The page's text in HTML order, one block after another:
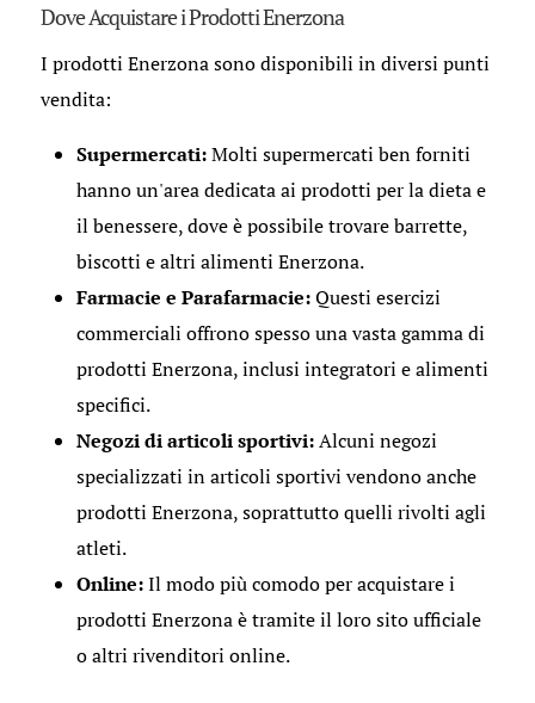
Dove Acquistare i Prodotti Enerzona
I prodotti Enerzona sono disponibili in diversi punti
vendita:
Supermercati:Molti supermercati ben forniti
hanno un'area dedicata ai prodotti per la dieta e
il benessere, dove è possibile trovare barrette,
biscotti e altri alimenti Enerzona.
Farmacie e Parafarmacie:Questi esercizi
commerciali offrono spesso una vasta gamma di
prodotti Enerzona, inclusi integratori e alimenti
specifici.
Negozi di articoli sportivi:Alcuni negozi
specializzati in articoli sportivi vendono anche
prodotti Enerzona, soprattutto quelli rivolti agli
atleti.
Online:Il modo più comodo per acquistare i
prodotti Enerzona è tramite il loro sito ufficiale
o altri rivenditori online.